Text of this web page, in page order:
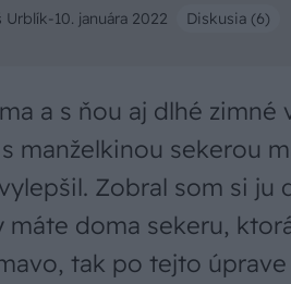
Urblík-10. januára 2022 Diskusia (6)
a s ňou aj dlhé
manželkinou sekerou
Zobral som si ju
máte doma sekeru,
tak po tejto